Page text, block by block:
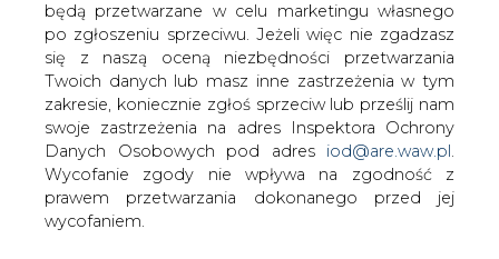
będą przetwarzane w celu marketingu własnego
po zgłoszeniu sprzeciwu. Jeżeli więc nie zgadzasz
się z naszą oceną niezbędności przetwarzania
Twoich danych lub masz inne zastrzeżenia w tym
zakresie, koniecznie zgłoś sprzeciw lub prześlij nam
swoje zastrzeżenia na adres Inspektora Ochrony
Danych Osobowych pod adres iod@are.waw.pl.
Wycofanie zgody nie wpływa na zgodność z
prawem przetwarzania dokonanego przed jej
wycofaniem.
Cytowany przez "Parkiet" analityk Noble Securitie Michał
Sztabler zwrócił uwagę, że Bogdanka ma do dyspozycji
tylko jeden szyb, co stanowi duże ograniczenie, a kolejny
może powstać dopiero po 2020 roku. Według niego
podlubelska kopalnia nie będzie w stanie znacząco
zwiększyć wydobycia w perspektywie, o której mówił
wiceszef resortu energii. Analityk Noble Securitie szacuje,
że wydobycie w Bogdance w przyszłym roku będzie na
poziomie 9,2 mln t surowca, a w 2020 może wzrosnąć do